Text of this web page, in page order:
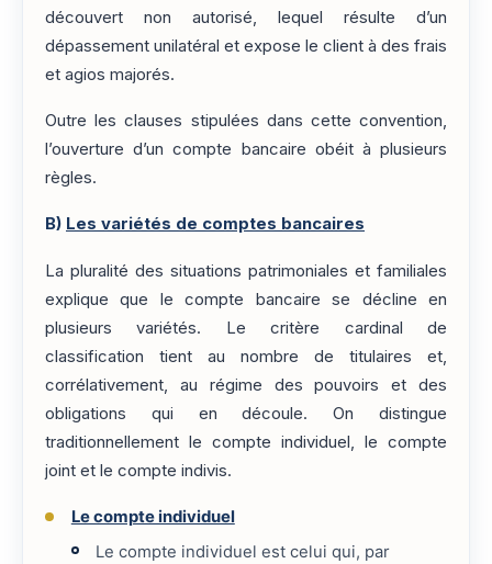
découvert non autorisé, lequel résulte d’un
dépassement unilatéral et expose le client à des frais
et agios majorés.
Outre les clauses stipulées dans cette convention,
l’ouverture d’un compte bancaire obéit à plusieurs
règles.
B) Les variétés de comptes bancaires
La pluralité des situations patrimoniales et familiales
explique que le compte bancaire se décline en
plusieurs variétés. Le critère cardinal de
classification tient au nombre de titulaires et,
corrélativement, au régime des pouvoirs et des
obligations qui en découle. On distingue
traditionnellement le compte individuel, le compte
joint et le compte indivis.
Le compte individuel
Le compte individuel est celui qui, par